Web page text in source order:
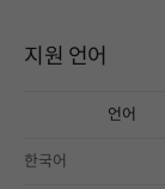
지원 언어
언어
한국어